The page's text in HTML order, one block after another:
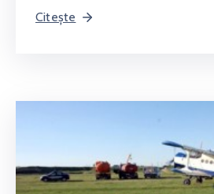
Citește